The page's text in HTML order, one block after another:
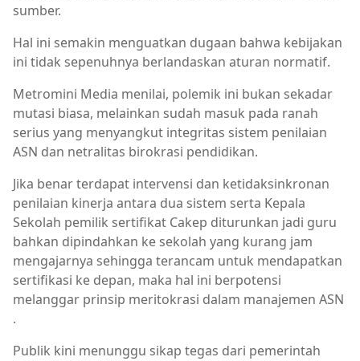
sumber.
Hal ini semakin menguatkan dugaan bahwa kebijakan
ini tidak sepenuhnya berlandaskan aturan normatif.
Metromini Media menilai, polemik ini bukan sekadar
mutasi biasa, melainkan sudah masuk pada ranah
serius yang menyangkut integritas sistem penilaian
ASN dan netralitas birokrasi pendidikan.
Jika benar terdapat intervensi dan ketidaksinkronan
penilaian kinerja antara dua sistem serta Kepala
Sekolah pemilik sertifikat Cakep diturunkan jadi guru
bahkan dipindahkan ke sekolah yang kurang jam
mengajarnya sehingga terancam untuk mendapatkan
sertifikasi ke depan, maka hal ini berpotensi
melanggar prinsip meritokrasi dalam manajemen ASN
.
Publik kini menunggu sikap tegas dari pemerintah